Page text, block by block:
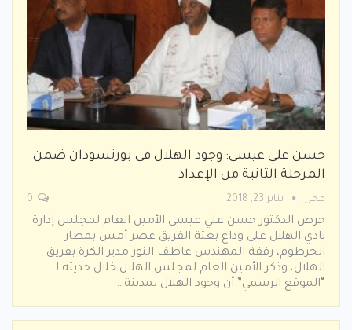
حسن علي عيسى: وجود الهلال في بورتسودان ضمن
المرحلة الثانية من الإعداد
محرر يناير 23, 2018
حرص الدكتور حسن علي عيسى الأمين العام لمجلس إدارة
نادي الهلال على وداع بعثة الفريق عصر أمس بمطار
الخرطوم، رفقة المهندس عاطف النور مدير الكرة بفريق
الهلال، وذكر الأمين العام لمجلس الهلال خلال حديثه لـ
“الموقع الرسمي” أن وجود الهلال بمدينة…